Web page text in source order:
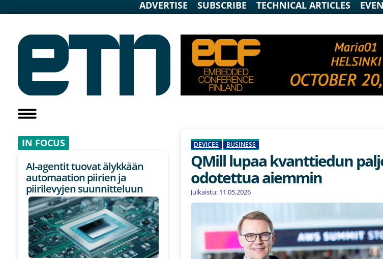
ADVERTISE SUBSCRIBE TECHNICAL ARTICLES
IN FOCUS
AI-agentit tuovat älykkään
automaation piirien ja
piirilevyjen suunnitteluun
DEVICES BUSINESS
QMill lupaa kvanttiedun
odotettua aiemmin
Julkaistu: 11.05.2026